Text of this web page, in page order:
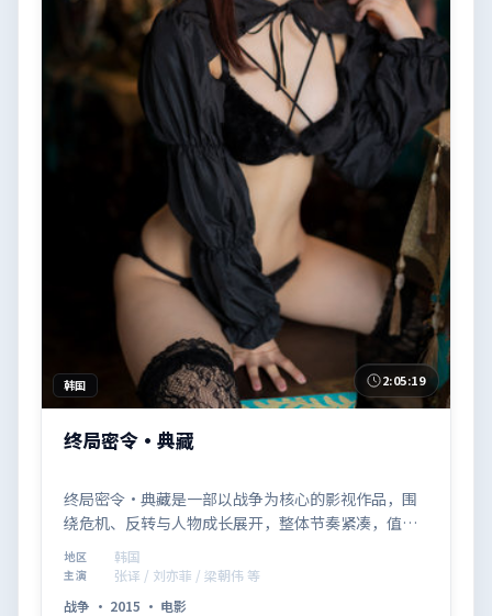
韩国 2:05:19
终局密令·典藏
终局密令·典藏是一部以战争为核心的影视作品，围
绕危机、反转与人物成长展开，整体节奏紧凑，值得
推荐观看。
地区 韩国
主演
张译 / 刘亦菲 / 梁朝伟 等
战争 · 2015 · 电影